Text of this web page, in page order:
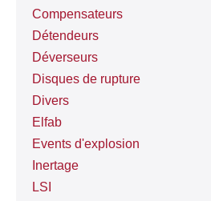
Compensateurs
Détendeurs
Déverseurs
Disques de rupture
Divers
Elfab
Events d'explosion
Inertage
LSI